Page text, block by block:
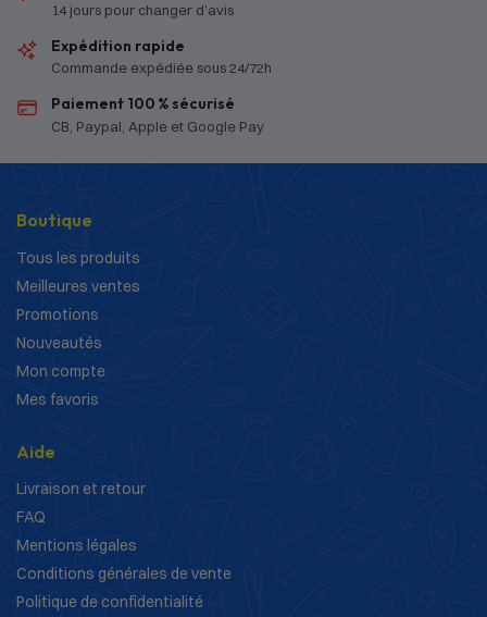
14 jours pour changer d’avis
Expédition rapide
Commande expédiée sous 24/72h
Paiement 100 % sécurisé
CB, Paypal, Apple et Google Pay
Boutique
Tous les produits
Meilleures ventes
Promotions
Nouveautés
Mon compte
Mes favoris
Aide
Livraison et retour
FAQ
Mentions légales
Conditions générales de vente
Politique de confidentialité